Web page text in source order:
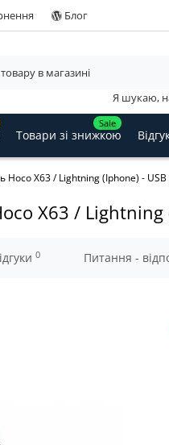
Блог
Я шукаю,
Sale
Товари зі знижкою
Hoco X63 / Lightning (Iphone) -
X63 /
0 Питання -